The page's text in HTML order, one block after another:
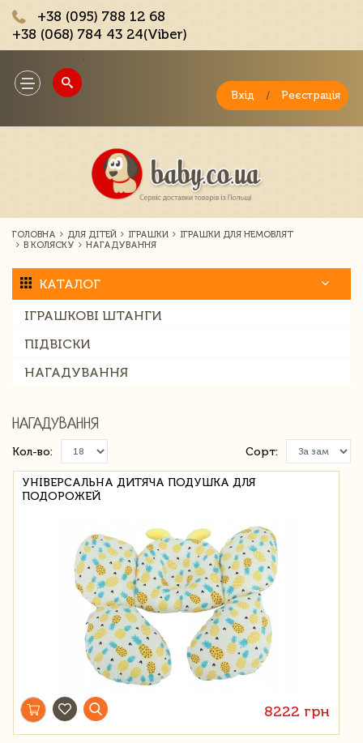
+38 (095) 788 12 68
+38 (068) 784 43 24(Viber)
Toggle
navigation
Вхід / Реєстрація
ГОЛОВНА ДЛЯ ДІТЕЙ ІГРАШКИ
ІГРАШКИ ДЛЯ НЕМОВЛЯТ
В КОЛЯСКУ
НАГАДУВАННЯ
КАТАЛОГ
ІГРАШКОВІ ШТАНГИ
ПІДВІСКИ
НАГАДУВАННЯ
НАГАДУВАННЯ
Кол-во: Сорт:
УНІВЕРСАЛЬНА ДИТЯЧА ПОДУШКА ДЛЯ
ПОДОРОЖЕЙ
8222 грн